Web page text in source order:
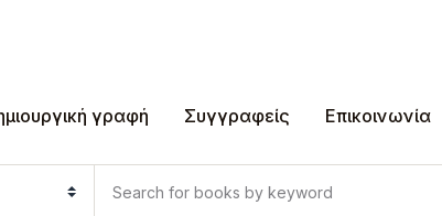
γραφή Συγγραφείς Επικοινωνία